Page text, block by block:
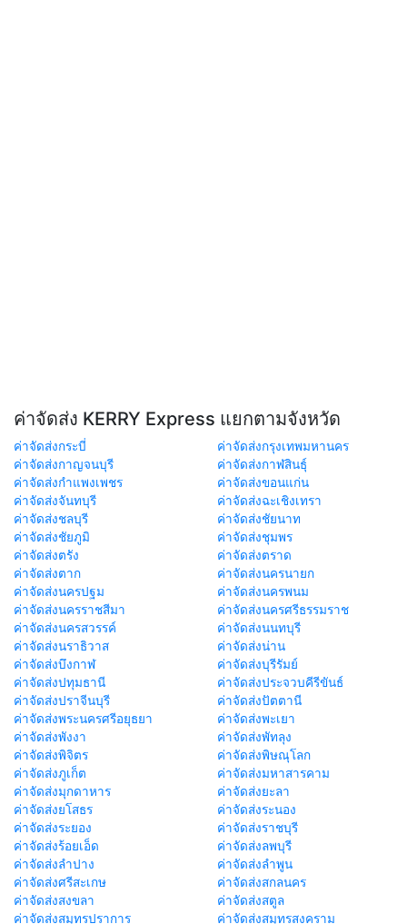
ค่าจัดส่ง KERRY Express แยกตามจังหวัด
ค่าจัดส่งกระบี่
ค่าจัดส่งกรุงเทพมหานคร
ค่าจัดส่งกาญจนบุรี
ค่าจัดส่งกาฬสินธุ์
ค่าจัดส่งกำแพงเพชร
ค่าจัดส่งขอนแก่น
ค่าจัดส่งจันทบุรี
ค่าจัดส่งฉะเชิงเทรา
ค่าจัดส่งชลบุรี
ค่าจัดส่งชัยนาท
ค่าจัดส่งชัยภูมิ
ค่าจัดส่งชุมพร
ค่าจัดส่งตรัง
ค่าจัดส่งตราด
ค่าจัดส่งตาก
ค่าจัดส่งนครนายก
ค่าจัดส่งนครปฐม
ค่าจัดส่งนครพนม
ค่าจัดส่งนครราชสีมา
ค่าจัดส่งนครศรีธรรมราช
ค่าจัดส่งนครสวรรค์
ค่าจัดส่งนนทบุรี
ค่าจัดส่งนราธิวาส
ค่าจัดส่งน่าน
ค่าจัดส่งบึงกาฬ
ค่าจัดส่งบุรีรัมย์
ค่าจัดส่งปทุมธานี
ค่าจัดส่งประจวบคีรีขันธ์
ค่าจัดส่งปราจีนบุรี
ค่าจัดส่งปัตตานี
ค่าจัดส่งพระนครศรีอยุธยา
ค่าจัดส่งพะเยา
ค่าจัดส่งพังงา
ค่าจัดส่งพัทลุง
ค่าจัดส่งพิจิตร
ค่าจัดส่งพิษณุโลก
ค่าจัดส่งภูเก็ต
ค่าจัดส่งมหาสารคาม
ค่าจัดส่งมุกดาหาร
ค่าจัดส่งยะลา
ค่าจัดส่งยโสธร
ค่าจัดส่งระนอง
ค่าจัดส่งระยอง
ค่าจัดส่งราชบุรี
ค่าจัดส่งร้อยเอ็ด
ค่าจัดส่งลพบุรี
ค่าจัดส่งลำปาง
ค่าจัดส่งลำพูน
ค่าจัดส่งศรีสะเกษ
ค่าจัดส่งสกลนคร
ค่าจัดส่งสงขลา
ค่าจัดส่งสตูล
ค่าจัดส่งสมุทรปราการ
ค่าจัดส่งสมุทรสงคราม